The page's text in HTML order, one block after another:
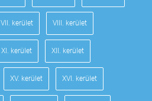
VII. kerület VIII. kerület
XI. kerület XII. kerület
XV. kerület XVI. kerület